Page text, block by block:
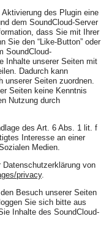
des Plugin eine
dem SoundCloud-Server
dass Sie mit Ihrer
Sie den “Like-Button” oder
SoundCloud-
Inhalte unserer Seiten mit
Dadurch kann
unserer Seiten zuordnen.
Seiten keine Kenntnis
Nutzung durch
des Art. 6 Abs. 1 lit. f
Interesse an einer
Medien.
von
privacy.
Besuch unserer Seiten
Sie sich bitte aus
Inhalte des SoundCloud-